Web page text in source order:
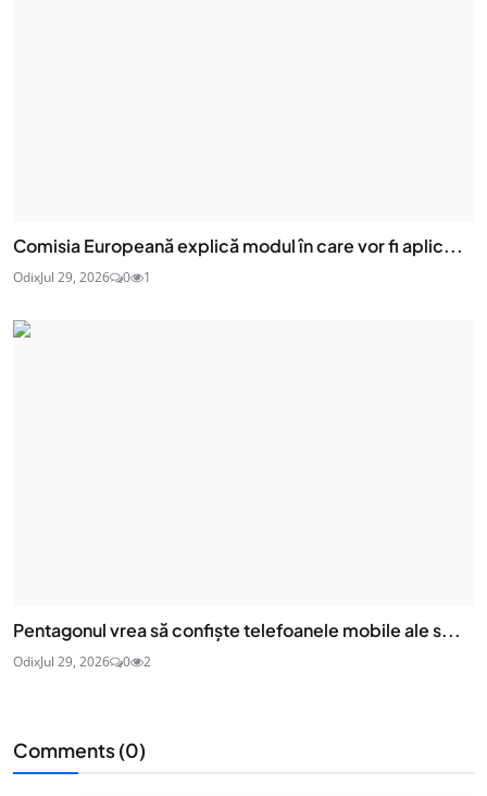
Comisia Europeană explică modul în care vor fi aplic...
OdixJul 29, 2026 0 1
Pentagonul vrea să confiște telefoanele mobile ale s...
OdixJul 29, 2026 0 2
Comments (0)